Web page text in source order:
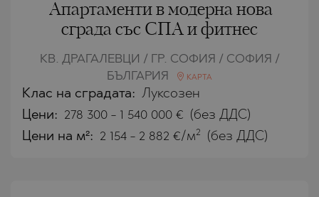
Апартаменти в модерна нова
сграда със СПА и фитнес
КВ. ДРАГАЛЕВЦИ / ГР. СОФИЯ / СОФИЯ /
БЪЛГАРИЯ
КАРТА
Клас на сградата: Луксозен
Цени: 278 300 - 1 540 000 € (без ДДС)
Цени на м²: 2 154 - 2 882 €/м2 (без ДДС)